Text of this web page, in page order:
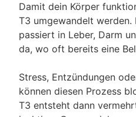
Damit dein Körper
T3 umgewandelt werden.
passiert in Leber, Darm
da, wo oft bereits eine
Stress, Entzündungen
können diesen Prozess
T3 entsteht dann